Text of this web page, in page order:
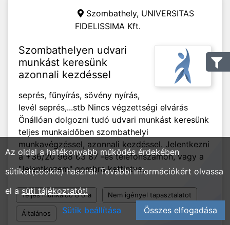
Szombathely, UNIVERSITAS
FIDELISSIMA Kft.
Szombathelyen udvari
munkást keresünk
azonnali kezdéssel
seprés, fűnyírás, sövény nyírás,
levél seprés,...stb Nincs végzettségi elvárás
Önállóan dolgozni tudó udvari munkást keresünk
teljes munkaidőben szombathelyi
munkavégzéssel, azonnali kezdéssel. Jelentkezni
a +36/20 968 63 87 -es telefonszámon, vagy a
"Jelentkezem" gombra kattintva...
Teljes munkaidő 8 óra Nem igényel tapasztalatot
Általános
Az oldal a hatékonyabb működés érdekében
sütiket(cookie) használ. További információkért olvassa
el asüti tájékoztatót!
Sütik beállítása
Összes elfogadása